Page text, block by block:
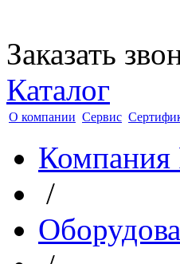
Заказать
Каталог
О компании Сервис
Компания
/